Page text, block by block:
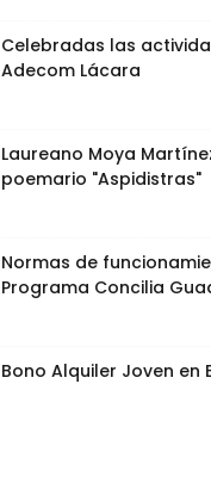
Celebradas las
Adecom Lácara
Laureano Moya
poemario "Aspidistras"
Normas de
Programa Concilia
Bono Alquiler Joven en